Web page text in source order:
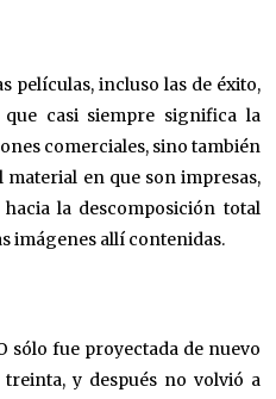
películas, incluso las de éxito,
casi siempre significa la
comerciales, sino también
en que son impresas,
la descomposición total
imágenes allí contenidas.
sólo fue proyectada de nuevo
y después no volvió a